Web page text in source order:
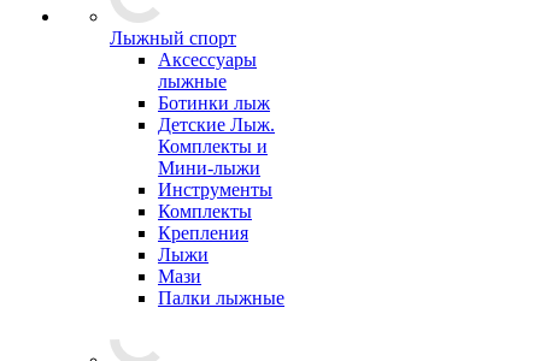
Лыжный спорт
Аксессуары
лыжные
Ботинки лыж
Детские Лыж.
Комплекты и
Мини-лыжи
Инструменты
Комплекты
Крепления
Лыжи
Мази
Палки лыжные